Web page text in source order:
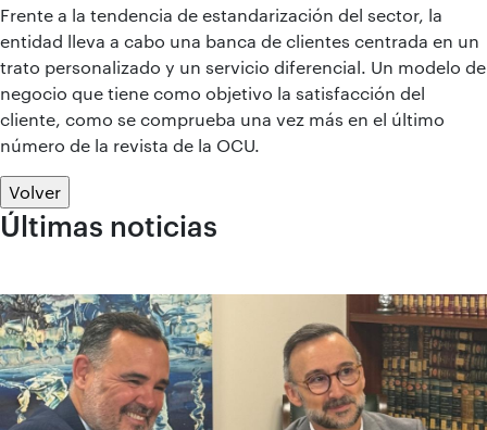
Frente a la tendencia de estandarización del sector, la
entidad lleva a cabo una banca de clientes centrada en un
trato personalizado y un servicio diferencial. Un modelo de
negocio que tiene como objetivo la satisfacción del
cliente, como se comprueba una vez más en el último
número de la revista de la OCU.
Volver
Últimas noticias